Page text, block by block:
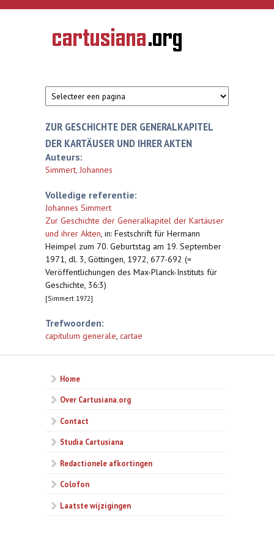
Overslaan en naar de inhoud gaan
CARTUSIANA
Geschiedenis
van de
ZUR GESCHICHTE DER GENERALKAPITEL
DER KARTÄUSER UND IHRER AKTEN
Auteurs:
Simmert, Johannes
Volledige referentie:
Johannes Simmert
Zur Geschichte der Generalkapitel der Kartäuser
und ihrer Akten, in: Festschrift für Hermann
Heimpel zum 70. Geburtstag am 19. September
1971, dl. 3, Göttingen, 1972, 677-692 (=
Veröffentlichungen des Max-Planck-Instituts für
Geschichte, 36:3)
[Simmert 1972]
Trefwoorden:
capitulum generale, cartae
Home
Over Cartusiana.org
Contact
Studia Cartusiana
Redactionele afkortingen
Colofon
Laatste wijzigingen